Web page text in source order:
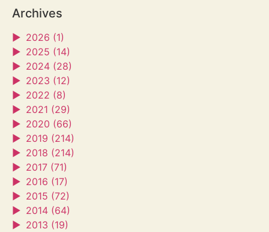
Archives
► 2026 (1)
► 2025 (14)
► 2024 (28)
► 2023 (12)
► 2022 (8)
► 2021 (29)
► 2020 (66)
► 2019 (214)
► 2018 (214)
► 2017 (71)
► 2016 (17)
► 2015 (72)
► 2014 (64)
► 2013 (19)